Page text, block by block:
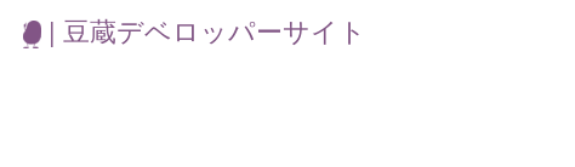
| 豆蔵デベロッパーサイト